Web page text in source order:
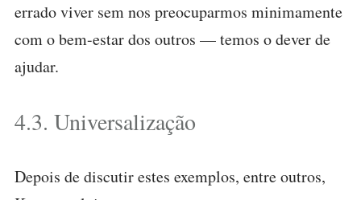
errado viver sem nos preocuparmos minimamente
com o bem-estar dos outros — temos o dever de
ajudar.
4.3. Universalização
Depois de discutir estes exemplos, entre outros,